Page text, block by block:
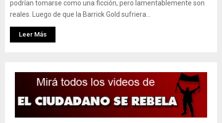
podrían tomarse como una ficción, pero lamentablemente son
reales. Luego de que la Barrick Gold sufriera...
Leer Más